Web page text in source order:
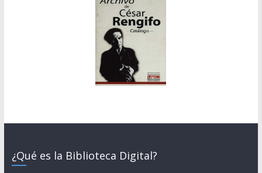
¿Qué es la Biblioteca Digital?